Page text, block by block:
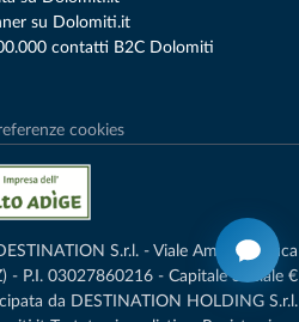
su Dolomiti.it
contatti B2C Dolomiti
cookies
S.r.l. - Viale Amedeo Duca
- P.I. 03027860216 - Capitale Sociale €
da DESTINATION HOLDING S.r.l.